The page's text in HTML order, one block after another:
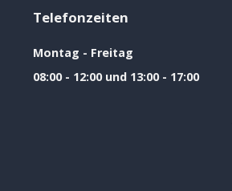
Telefonzeiten
Montag - Freitag
08:00 - 12:00 und 13:00 - 17:00